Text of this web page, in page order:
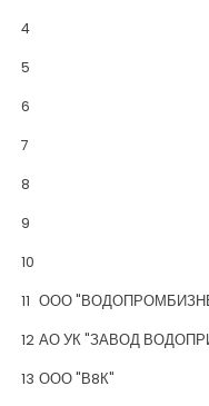
4
5
6
7
8
9
10
11 ООО
12 АО УК "ЗАВОД
13 ООО "В8К"